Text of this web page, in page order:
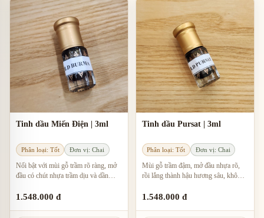
Tinh dầu Miến Điện | 3ml
Phân loại: Tốt Đơn vị: Chai
Nổi bật với mùi gỗ trầm rõ ràng, mở
đầu có chút nhựa trầm dịu và dần
trên da.
1.548.000 đ
Tinh dầu Pursat | 3ml
Phân loại: Tốt Đơn vị: Chai
Mùi gỗ trầm đậm, mở đầu nhựa rõ,
rồi lắng thành hậu hương sâu, khô
1.548.000 đ